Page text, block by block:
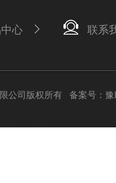
心 联系
公司版权所有 备案号：